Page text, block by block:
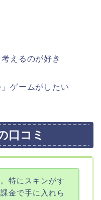
えるのが好き
ゲームがしたい
口コミ
特にスキンがす
金で手に入れら